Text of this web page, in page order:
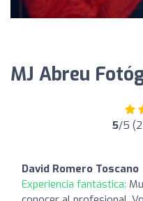
MJ Abreu
5/5
David Romero Toscano
Experiencia fantástica: